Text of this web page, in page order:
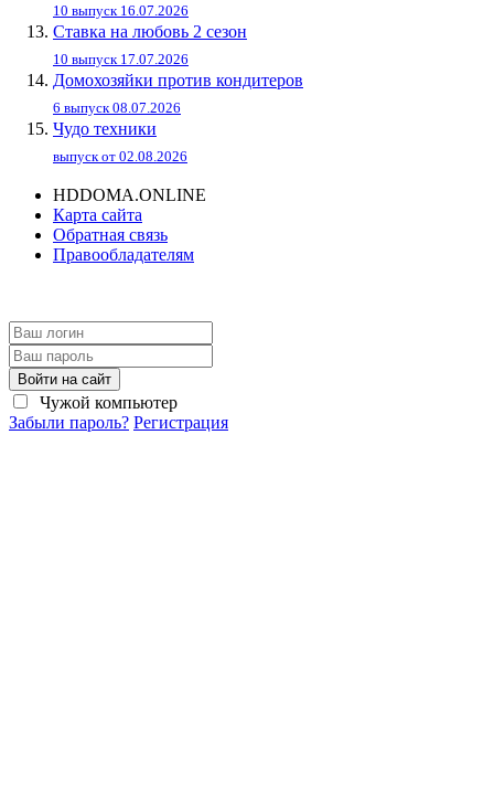
10 выпуск 16.07.2026
Ставка на любовь 2 сезон
10 выпуск 17.07.2026
Домохозяйки против кондитеров
6 выпуск 08.07.2026
Чудо техники
выпуск от 02.08.2026
HDDOMA.ONLINE
Карта сайта
Обратная связь
Правообладателям
Войти на сайт
Чужой компьютер
Забыли пароль? Регистрация